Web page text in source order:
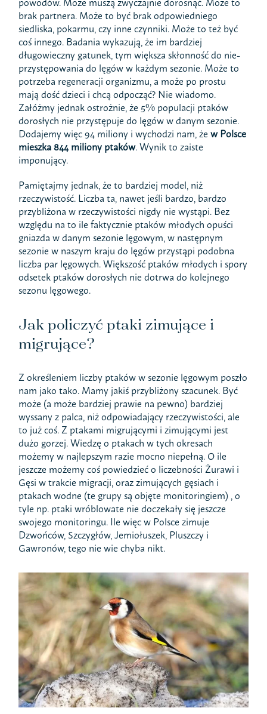
brak partnera. Może to być brak odpowiedniego
siedliska, pokarmu, czy inne czynniki. Może to też być
coś innego. Badania wykazują, że im bardziej
długowieczny gatunek, tym większa skłonność do nie-
przystępowania do lęgów w każdym sezonie. Może to
potrzeba regeneracji organizmu, a może po prostu
mają dość dzieci i chcą odpocząć? Nie wiadomo.
Załóżmy jednak ostrożnie, że 5% populacji ptaków
dorosłych nie przystępuje do lęgów w danym sezonie.
Dodajemy więc 94 miliony i wychodzi nam, żew Polsce
mieszka 844 miliony ptaków. Wynik to zaiste
imponujący.
Pamiętajmy jednak, że to bardziej model, niż
rzeczywistość. Liczba ta, nawet jeśli bardzo, bardzo
przybliżona w rzeczywistości nigdy nie wystąpi. Bez
względu na to ile faktycznie ptaków młodych opuści
gniazda w danym sezonie lęgowym, w następnym
sezonie w naszym kraju do lęgów przystąpi podobna
liczba par lęgowych. Większość ptaków młodych i spory
odsetek ptaków dorosłych nie dotrwa do kolejnego
sezonu lęgowego.
Jak policzyć ptaki zimujące i
migrujące?
Z określeniem liczby ptaków w sezonie lęgowym poszło
nam jako tako. Mamy jakiś przybliżony szacunek. Być
może (a może bardziej prawie na pewno) bardziej
wyssany z palca, niż odpowiadający rzeczywistości, ale
to już coś. Z ptakami migrującymi i zimującymi jest
dużo gorzej. Wiedzę o ptakach w tych okresach
możemy w najlepszym razie mocno niepełną. O ile
jeszcze możemy coś powiedzieć o liczebności Żurawi i
Gęsi w trakcie migracji, oraz zimujących gęsiach i
ptakach wodne (te grupy są objęte monitoringiem) , o
tyle np. ptaki wróblowate nie doczekały się jeszcze
swojego monitoringu. Ile więc w Polsce zimuje
Dzwońców, Szczygłów, Jemiołuszek, Pluszczy i
Gawronów, tego nie wie chyba nikt.